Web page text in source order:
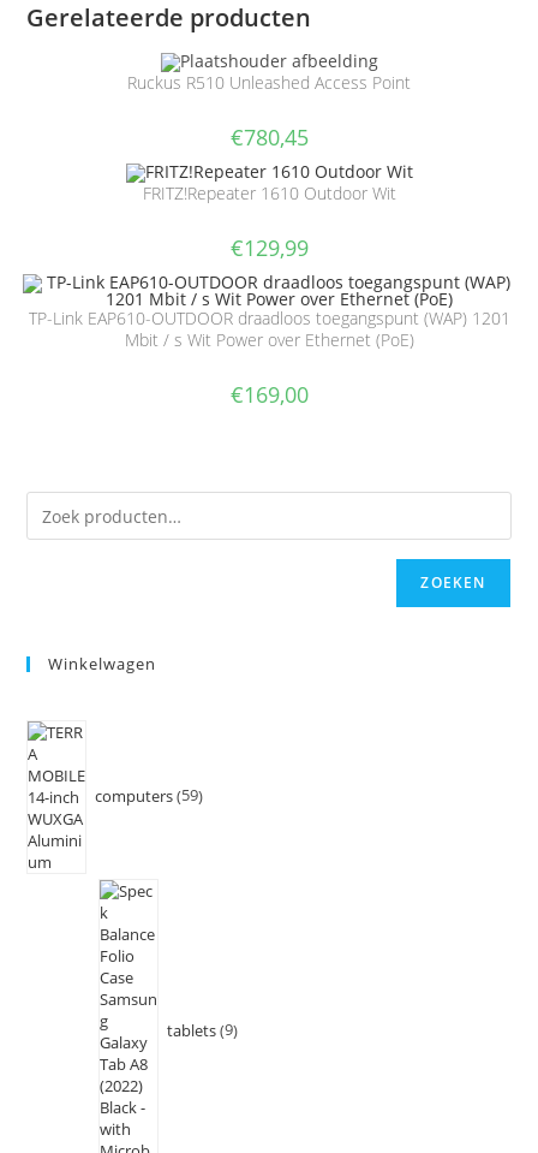
Gerelateerde producten
Ruckus R510 Unleashed Access Point
€780,45
FRITZ!Repeater 1610 Outdoor Wit
€129,99
TP-Link EAP610-OUTDOOR draadloos toegangspunt (WAP) 1201
Mbit / s Wit Power over Ethernet (PoE)
€169,00
ZOEKEN
Winkelwagen
computers 59
tablets 9